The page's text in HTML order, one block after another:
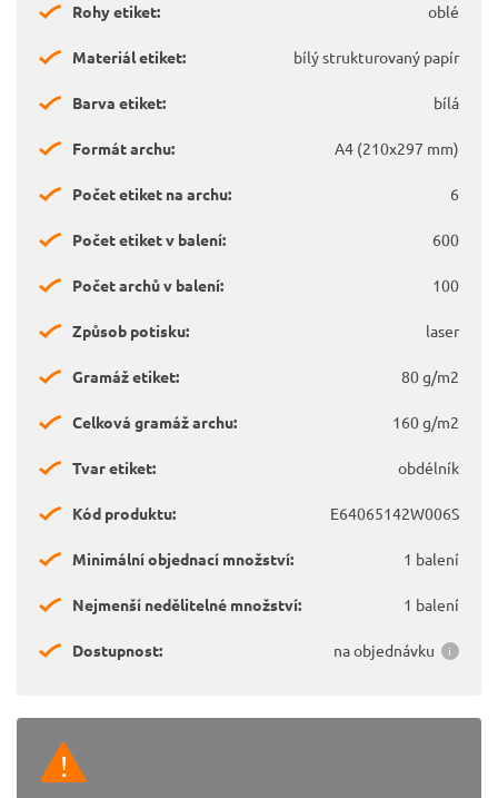
Rohy etiket: oblé
Materiál etiket: bílý strukturovaný papír
Barva etiket: bílá
Formát archu: A4 (210x297 mm)
Počet etiket na archu: 6
Počet etiket v balení: 600
Počet archů v balení: 100
Způsob potisku: laser
Gramáž etiket: 80 g/m2
Celková gramáž archu: 160 g/m2
Tvar etiket: obdélník
Kód produktu: E64065142W006S
Minimální objednací množství: 1 balení
Nejmenší nedělitelné množství: 1 balení
Dostupnost: na objednávku